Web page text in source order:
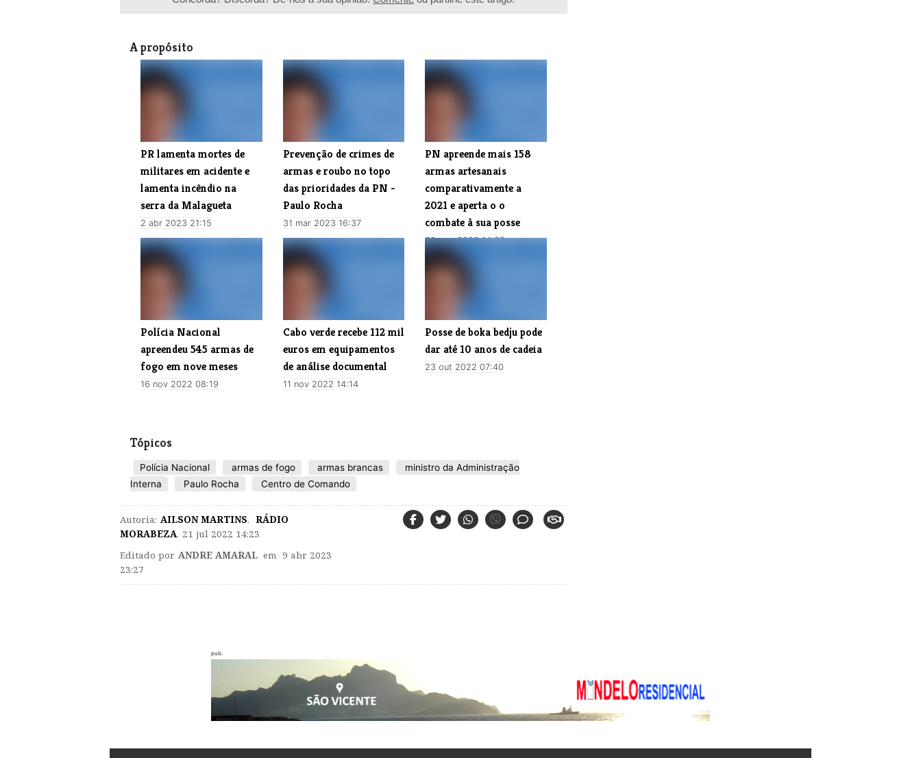
A propósito
PR lamenta mortes de
militares em acidente e
lamenta incêndio na
serra da Malagueta
2 abr 2023 21:15
​Prevenção de crimes de
armas e roubo no topo
das prioridades da PN -
Paulo Rocha
31 mar 2023 16:37
PN apreende mais 158
armas artesanais
comparativamente a
2021 e aperta o o
combate à sua posse
30 mar 2023 14:35
Polícia Nacional
apreendeu 545 armas de
fogo em nove meses
16 nov 2022 08:19
Cabo verde recebe 112 mil
euros em equipamentos
de análise documental
11 nov 2022 14:14
Posse de boka bedju pode
dar até 10 anos de cadeia
23 out 2022 07:40
Tópicos
Polícia Nacional armas de fogo armas brancas
ministro da Administração
Interna
Paulo Rocha Centro de Comando
Autoria: AILSON MARTINS, RÁDIO
MORABEZA, 21 jul 2022 14:23
Editado por ANDRE AMARAL em 9 abr 2023
23:27
pub.